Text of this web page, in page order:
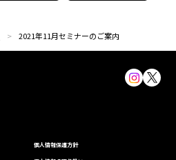
2021年11月セミナーのご案内
個⼈情報保護⽅針